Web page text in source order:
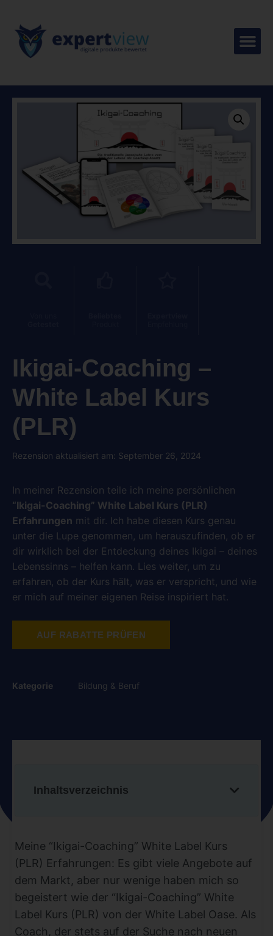
Ikigai-Coaching –
White Label Kurs
(PLR)
Rezension aktualisiert am: September 26, 2024
In meiner Rezension teile ich meine persönlichen
“Ikigai-Coaching” White Label Kurs (PLR)
Erfahrungen mit dir. Ich habe diesen Kurs genau
unter die Lupe genommen, um herauszufinden, ob er
dir wirklich bei der Entdeckung deines Ikigai – deines
Lebenssinns – helfen kann. Lies weiter, um zu
erfahren, ob der Kurs hält, was er verspricht, und wie
er mich auf meiner eigenen Reise inspiriert hat.
AUF RABATTE PRÜFEN
Kategorie Bildung & Beruf
Inhaltsverzeichnis
Meine “Ikigai-Coaching” White Label Kurs
(PLR) Erfahrungen: Es gibt viele Angebote auf
dem Markt, aber nur wenige haben mich so
begeistert wie der “Ikigai-Coaching” White
Label Kurs (PLR) von der White Label Oase. Als
Coach, der stets auf der Suche nach neuen